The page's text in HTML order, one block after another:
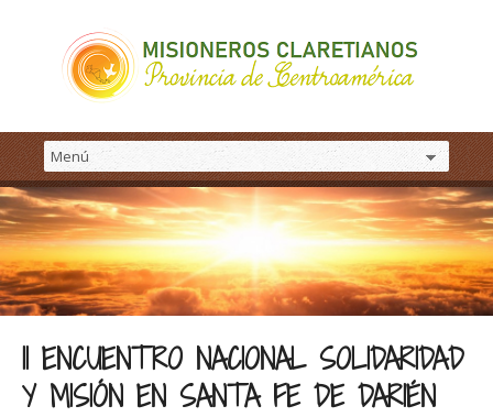
II ENCUENTRO NACIONAL SOLIDARIDAD
Y MISIÓN EN SANTA FE DE DARIÉN